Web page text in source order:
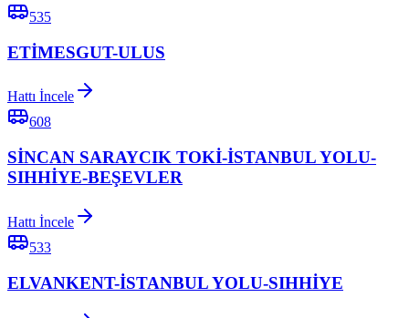
535
ETİMESGUT-ULUS
Hattı İncele
608
SİNCAN SARAYCIK TOKİ-İSTANBUL YOLU-
SIHHİYE-BEŞEVLER
Hattı İncele
533
ELVANKENT-İSTANBUL YOLU-SIHHİYE